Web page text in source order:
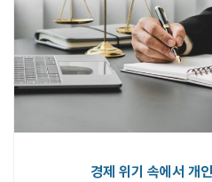
경제 위기 속에서 개